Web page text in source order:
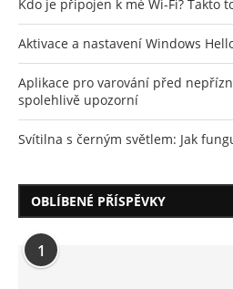
Kdo je připojen k mé Wi-Fi? Takto
Aktivace a nastavení Windows
Aplikace pro varování před
spolehlivě upozorní
Svítilna s černým světlem: Jak
OBLÍBENÉ PŘÍSPĚVKY
1